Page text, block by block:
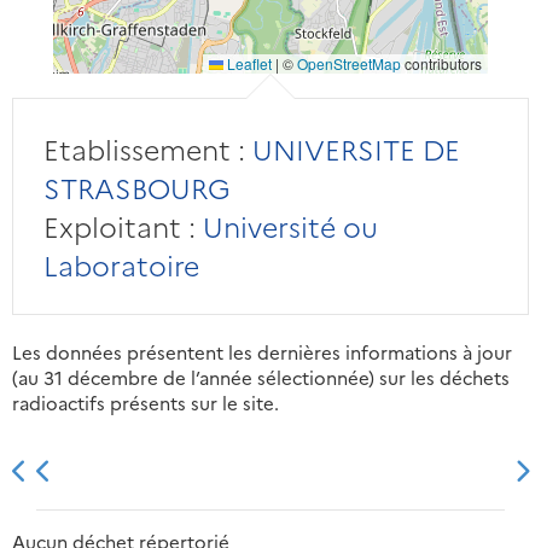
Leaflet | ©OpenStreetMapcontributors
Etablissement : UNIVERSITE DE
STRASBOURG
Exploitant : Université ou
Laboratoire
Les données présentent les dernières informations à jour
(au 31 décembre de l’année sélectionnée) sur les déchets
radioactifs présents sur le site.
Aucun déchet répertorié